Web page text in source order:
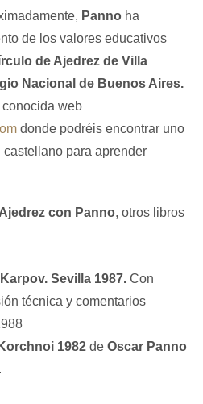
Panno ha
de los valores educativos
de Ajedrez de Villa
Nacional de Buenos Aires.
web
donde podréis encontrar uno
para aprender
Ajedrez con Panno, otros libros
Sevilla 1987.Con
técnica y comentarios
1982de Oscar Panno
.